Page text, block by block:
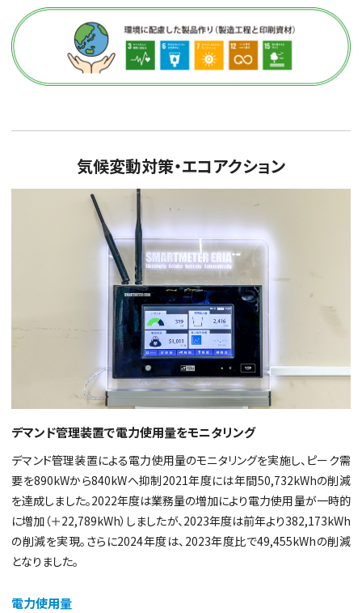
気候変動対策・エコアクション
デマンド管理装置で電力使用量をモニタリング
デマンド管理装置による電力使用量のモニタリングを実施し、ピーク需
要を890kWから840kWへ抑制2021年度には年間50,732kWhの削減
を達成しました。2022年度は業務量の増加により電力使用量が一時的
に増加（＋22,789kWh）しましたが、2023年度は前年より382,173kWh
の削減を実現。さらに2024年度は、2023年度比で49,455kWhの削減
となりました。
電力使用量